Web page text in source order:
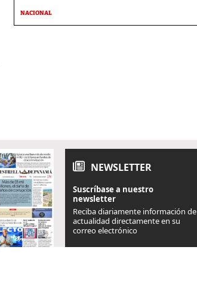
NACIONAL
NEWSLETTER
Suscríbase a nuestro
newsletter
Reciba diariamente información de
actualidad directamente en su
correo electrónico